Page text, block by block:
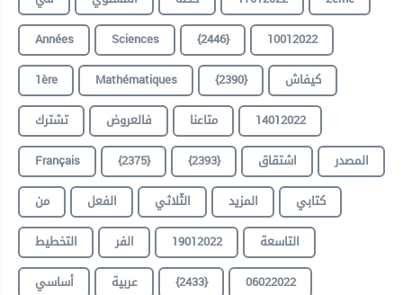
Années
Sciences {2446}
10012022
1ère
Mathématiques {2390}
كيفاش
تشترك
فالعروض متاعنا
14012022
Français
{2375} {2393} اشتقاق
المصدر
من
الفعل الثّلاثي المزيد
كتابي
التخطيط
الفر 19012022
التاسعة
أساسي
عربية {2433}
06022022